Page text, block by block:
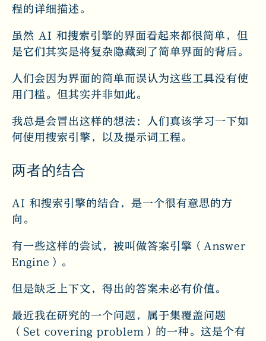
程的详细描述。
虽然 AI 和搜索引擎的界面看起来都很简单，但
是它们其实是将复杂隐藏到了简单界面的背后。
人们会因为界面的简单而误认为这些工具没有使
用门槛。但其实并非如此。
我总是会冒出这样的想法：人们真该学习一下如
何使用搜索引擎，以及提示词工程。
两者的结合
AI 和搜索引擎的结合，是一个很有意思的方
向。
有一些这样的尝试，被叫做答案引擎（Answer
Engine）。
但是缺乏上下文，得出的答案未必有价值。
最近我在研究的一个问题，属于集覆盖问题
（Set covering problem）的一种。这是个有